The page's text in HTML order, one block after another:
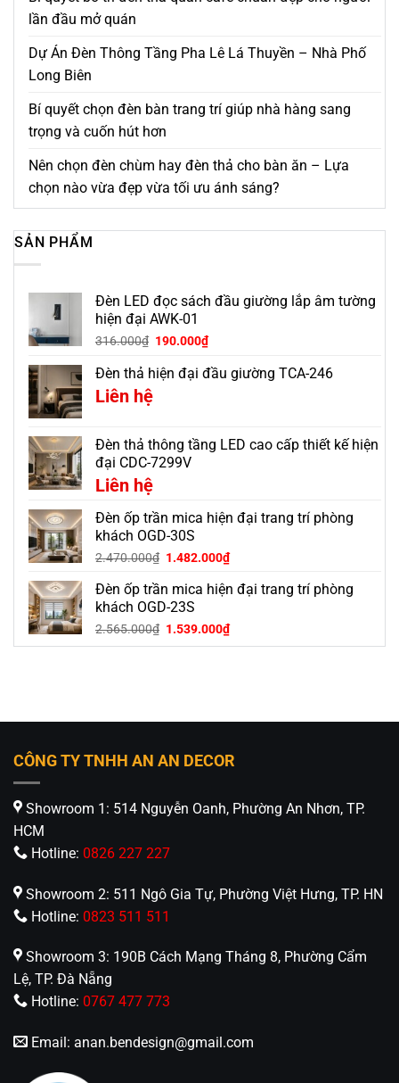
lần đầu mở quán
Dự Án Đèn Thông Tầng Pha Lê Lá Thuyền – Nhà Phố
Long Biên
Bí quyết chọn đèn bàn trang trí giúp nhà hàng sang
trọng và cuốn hút hơn
Nên chọn đèn chùm hay đèn thả cho bàn ăn – Lựa
chọn nào vừa đẹp vừa tối ưu ánh sáng?
SẢN PHẨM
Đèn LED đọc sách đầu giường lắp âm tường
hiện đại AWK-01
316.000₫ 190.000₫
Đèn thả hiện đại đầu giường TCA-246
Liên hệ
Đèn thả thông tầng LED cao cấp thiết kế hiện
đại CDC-7299V
Liên hệ
Đèn ốp trần mica hiện đại trang trí phòng
khách OGD-30S
2.470.000₫ Giá
là:
2.470.000₫.
1.482.000₫Giá
tại
1.482.000₫.
Đèn ốp trần mica hiện đại trang trí phòng
khách OGD-23S
2.565.000₫ Giá
gốc
1.539.000₫Giá
hiện
CÔNG TY TNHH AN AN DECOR
Showroom 1: 514 Nguyễn Oanh, Phường An Nhơn, TP.
HCM
Hotline: 0826 227 227
Showroom 2: 511 Ngô Gia Tự, Phường Việt Hưng, TP. HN
Hotline: 0823 511 511
Showroom 3: 190B Cách Mạng Tháng 8, Phường Cẩm
Lệ, TP. Đà Nẵng
Hotline: 0767 477 773
Email: anan.bendesign@gmail.com